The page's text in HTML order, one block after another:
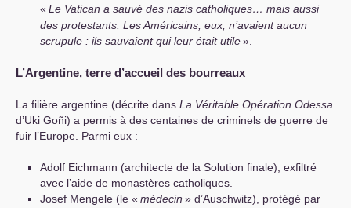
« Le Vatican a sauvé des nazis catholiques… mais aussi
des protestants. Les Américains, eux, n’avaient aucun
scrupule : ils sauvaient qui leur était utile».
L’Argentine, terre d’accueil des bourreaux
La filière argentine (décrite dans La Véritable Opération Odessa
d’Uki Goñi) a permis à des centaines de criminels de guerre de
fuir l’Europe. Parmi eux :
Adolf Eichmann (architecte de la Solution finale), exfiltré
avec l’aide de monastères catholiques.
Josef Mengele (le « médecin » d’Auschwitz), protégé par